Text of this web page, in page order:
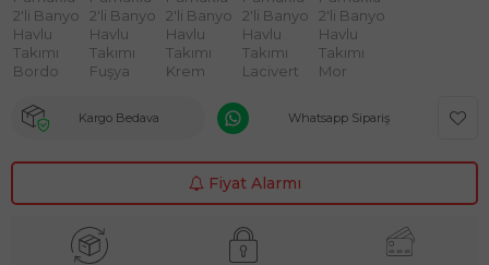
Kargo Bedava Whatsapp Sipariş
Fiyat Alarmı